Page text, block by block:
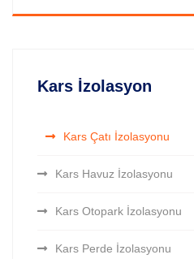
Kars İzolasyon
Kars Çatı İzolasyonu
Kars Havuz İzolasyonu
Kars Otopark İzolasyonu
Kars Perde İzolasyonu